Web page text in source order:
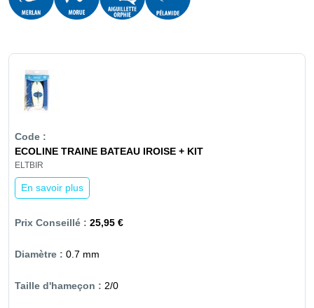
ECOLINE TRAINE BATEAU IROISE + KIT
ELTBIR
En savoir plus
25,95 €
0.7 mm
2/0